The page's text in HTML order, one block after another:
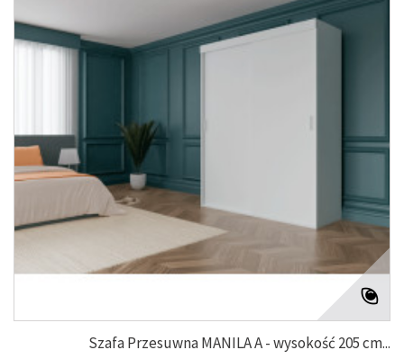
Szafa Przesuwna MANILA A - wysokość 205 cm...